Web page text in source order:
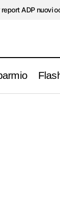
report ADP nuovi